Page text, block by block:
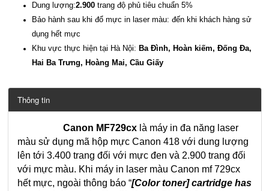
Dung lượng:2.900 trang độ phủ tiêu chuẩn 5%
Bảo hành sau khi đổ mực in laser màu: đến khi khách hàng sử
dụng hết mực
Khu vực thực hiện tại Hà Nội: Ba Đình, Hoàn kiếm, Đống Đa,
Hai Ba Trưng, Hoàng Mai, Cầu Giấy
Thông tin
Canon MF729cx là máy in đa năng laser
màu sử dụng mã hộp mực Canon 418 với dung lượng
lên tới 3.400 trang đối với mực đen và 2.900 trang đối
với mực màu. Khi máy in laser màu Canon mf 729cx
hết mực, ngoài thông báo “[Color toner] cartridge has